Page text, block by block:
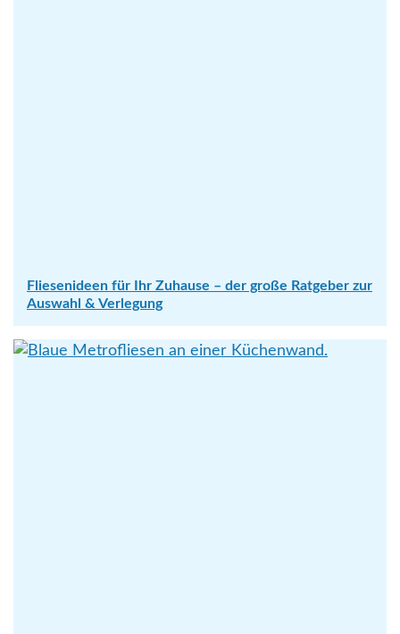
Fliesenideen für Ihr Zuhause – der große Ratgeber zur
Auswahl & Verlegung